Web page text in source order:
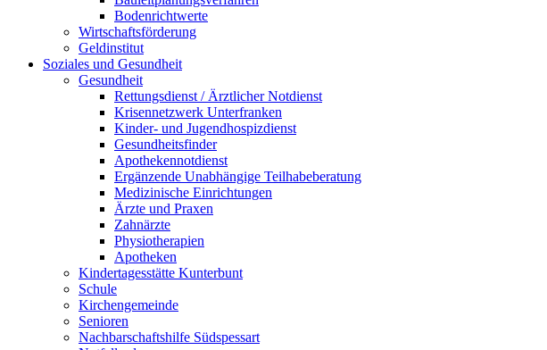
Bodenrichtwerte
Wirtschaftsförderung
Geldinstitut
Soziales und Gesundheit
Gesundheit
Rettungsdienst / Ärztlicher Notdienst
Krisennetzwerk Unterfranken
Kinder- und Jugendhospizdienst
Gesundheitsfinder
Apothekennotdienst
Ergänzende Unabhängige Teilhabeberatung
Medizinische Einrichtungen
Ärzte und Praxen
Zahnärzte
Physiotherapien
Apotheken
Kindertagesstätte Kunterbunt
Schule
Kirchengemeinde
Senioren
Nachbarschaftshilfe Südspessart